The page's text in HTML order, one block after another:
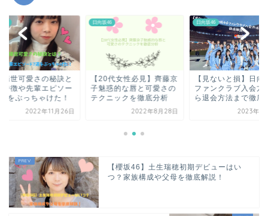
日向坂46
【20代女性必見】齊藤京
子魅惑的な唇と可愛さの
テクニックを徹底分析
2022年8月28日
日向坂46
【見ないと損】日向坂46
ファンクラブ入会方法か
ら退会方法まで徹底解...
2023年1月15日
山口陽世
山口陽世可
は？特徴や
ド7選をぶっ
【櫻坂46】土生瑞穂初期デビューはい
つ？家族構成や父母を徹底解説！